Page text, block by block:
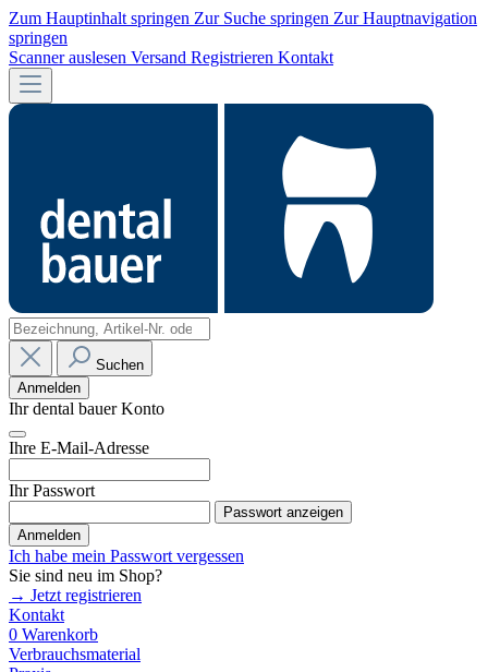
Zum Hauptinhalt springen Zur Suche springen Zur Hauptnavigation
springen
Scanner auslesen Versand Registrieren Kontakt
Suchen
Anmelden
Ihr dental bauer Konto
Ihre E-Mail-Adresse
Ihr Passwort
Passwort anzeigen
Anmelden
Ich habe mein Passwort vergessen
Sie sind neu im Shop?
→ Jetzt registrieren
Kontakt
0 Warenkorb
Verbrauchsmaterial